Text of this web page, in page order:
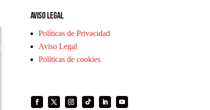
Aviso legal
Políticas de Privacidad
Aviso Legal
Políticas de cookies